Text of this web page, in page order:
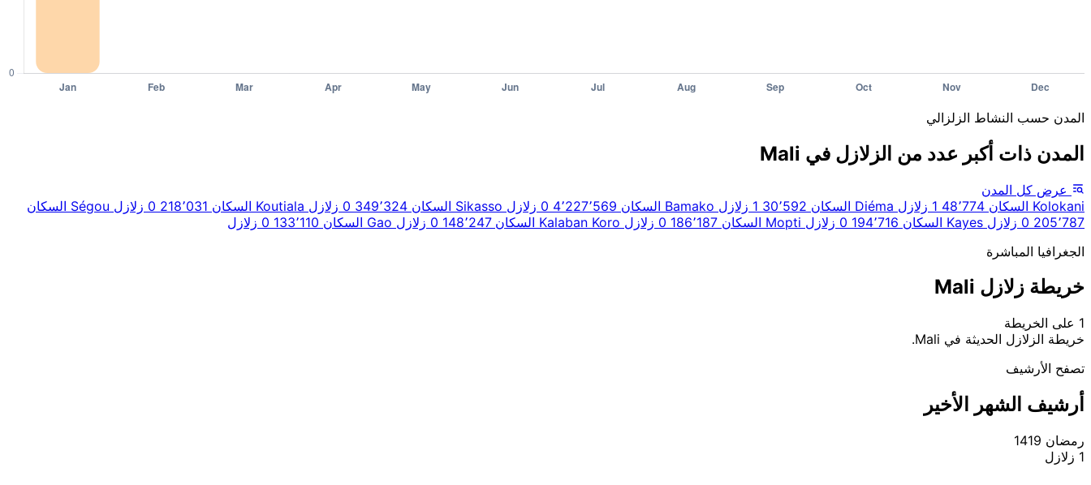
المدن حسب النشاط الزلزالي
المدن ذات أكبر عدد من الزلازل في Mali
عرض كل المدن
Kolokani السكان 48٬774 1 زلازل Diéma السكان 30٬592 1 زلازل Bamako السكان 4٬227٬569 0 زلازل Sikasso السكان 349٬324 0 زلازل Koutiala السكان 218٬031 0 زلازل Ségou السكان
205٬787 0 زلازل Kayes السكان 194٬716 0 زلازل Mopti السكان 186٬187 0 زلازل Kalaban Koro السكان 148٬247 0 زلازل Gao السكان 133٬110
0 زلازل
الجغرافيا المباشرة
خريطة زلازل Mali
1 على الخريطة Leaflet
© OpenStreetMap contributors
خريطة الزلازل الحديثة في Mali.
تصفح الأرشيف
أرشيف الشهر الأخير
رمضان 1419
1 زلازل